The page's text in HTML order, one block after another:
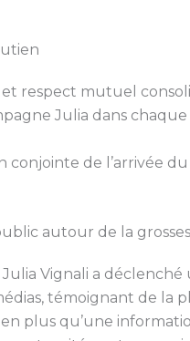
et respect mutuel
Julia dans
conjointe de l’arrivée
autour de la
Julia Vignali a
témoignant de la
plus qu’une